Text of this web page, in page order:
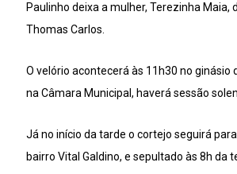
Paulinho deixa a mulher, Terezinha Maia,
Thomas Carlos.
O velório acontecerá às 11h30 no
na Câmara Municipal, haverá sessão
Já no início da tarde o cortejo seguirá
bairro Vital Galdino, e sepultado às 8h da